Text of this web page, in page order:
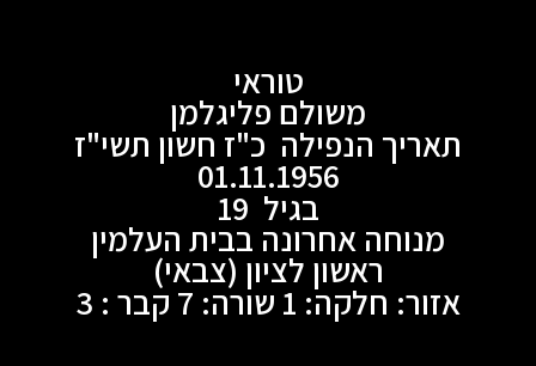
טוראי
משולם פליגלמן
תאריך הנפילה כ"ז חשון תשי"ז
01.11.1956
בגיל 19
מנוחה אחרונה בבית העלמין
ראשון לציון (צבאי)
אזור: חלקה: 1 שורה: 7 קבר : 3